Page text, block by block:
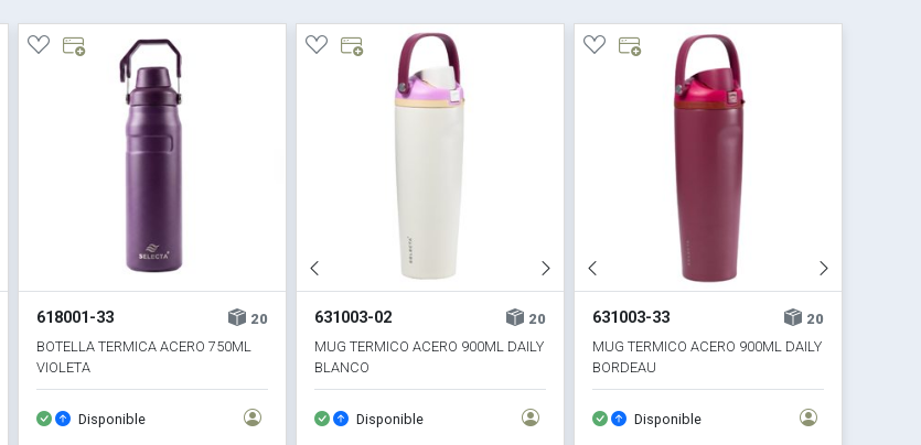
618001-33
20
BOTELLA TERMICA ACERO 750ML
VIOLETA
Disponible
631003-02
20
MUG TERMICO ACERO 900ML DAILY
BLANCO
Disponible
631003-33
20
MUG TERMICO ACERO 900ML DAILY
BORDEAU
Disponible